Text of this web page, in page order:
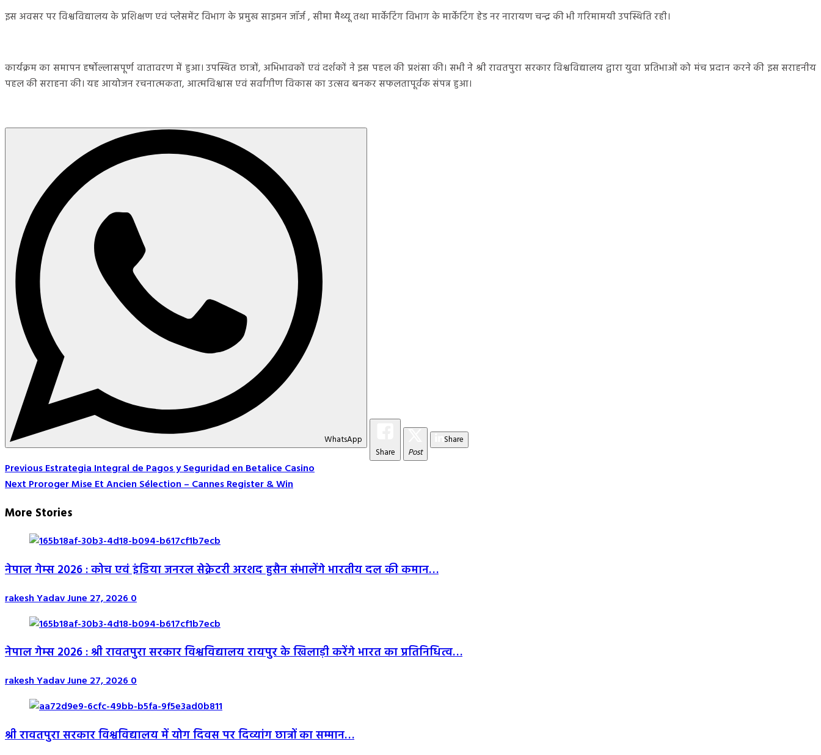
इस अवसर पर विश्वविद्यालय के प्रशिक्षण एवं प्लेसमेंट विभाग के प्रमुख साइमन जॉर्ज , सीमा मैथ्यू तथा मार्केटिंग विभाग के मार्केटिंग हेड नर नारायण चन्द्र की भी गरिमामयी उपस्थिति रही।
कार्यक्रम का समापन हर्षोल्लासपूर्ण वातावरण में हुआ। उपस्थित छात्रों, अभिभावकों एवं दर्शकों ने इस पहल की प्रशंसा की। सभी ने श्री रावतपुरा सरकार विश्वविद्यालय द्वारा युवा प्रतिभाओं को मंच प्रदान करने की इस सराहनीय
पहल की सराहना की। यह आयोजन रचनात्मकता, आत्मविश्वास एवं सर्वांगीण विकास का उत्सव बनकर सफलतापूर्वक संपन्न हुआ।
WhatsApp
Share
Post
Share
Post
Navigation
PreviousEstrategia Integral de Pagos y Seguridad en Betalice Casino
NextProroger Mise Et Ancien Sélection – Cannes Register & Win
More Stories
नेपाल गेम्स 2026 : कोच एवं इंडिया जनरल सेक्रेटरी अरशद हुसैन संभालेंगे भारतीय दल की कमान…
rakesh YadavJune 27, 20260
नेपाल गेम्स 2026 : श्री रावतपुरा सरकार विश्वविद्यालय रायपुर के खिलाड़ी करेंगे भारत का प्रतिनिधित्व…
rakesh YadavJune 27, 20260
श्री रावतपुरा सरकार विश्वविद्यालय में योग दिवस पर दिव्यांग छात्रों का सम्मान…